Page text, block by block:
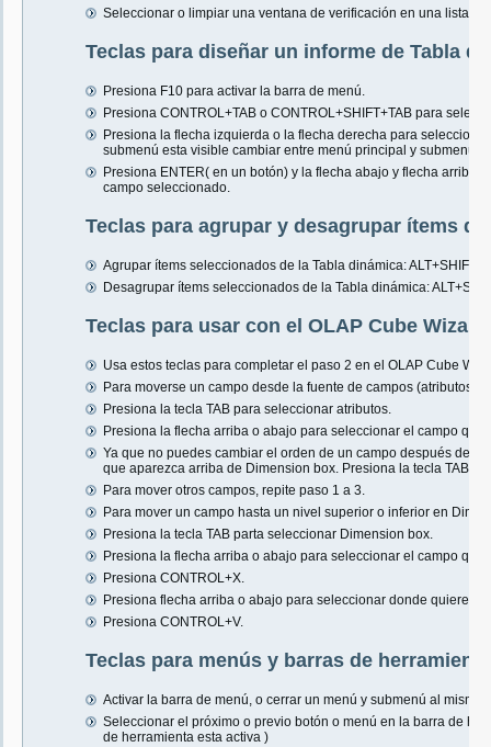
Seleccionar o limpiar una ventana de verificación en una lista:
Teclas para diseñar un informe de Tabla
Presiona F10 para activar la barra de menú.
Presiona CONTROL+TAB o CONTROL+SHIFT+TAB para
Presiona la flecha izquierda o la flecha derecha para
submenú esta visible cambiar entre menú principal y submenú.
Presiona ENTER( en un botón) y la flecha abajo y flecha arriba
campo seleccionado.
Teclas para agrupar y desagrupar ítems
Agrupar ítems seleccionados de la Tabla dinámica:
Desagrupar ítems seleccionados de la Tabla dinámica:
Teclas para usar con el OLAP Cube Wizard
Usa estos teclas para completar el paso 2 en el OLAP Cube
Para moverse un campo desde la fuente de campos (atributos)
Presiona la tecla TAB para seleccionar atributos.
Presiona la flecha arriba o abajo para seleccionar el campo que
Ya que no puedes cambiar el orden de un campo después de
que aparezca arriba de Dimension box. Presiona la tecla TAB
Para mover otros campos, repite paso 1 a 3.
Para mover un campo hasta un nivel superior o inferior en
Presiona la tecla TAB parta seleccionar Dimension box.
Presiona la flecha arriba o abajo para seleccionar el campo que
Presiona CONTROL+X.
Presiona flecha arriba o abajo para seleccionar donde quieres
Presiona CONTROL+V.
Teclas para menús y barras de
Activar la barra de menú, o cerrar un menú y submenú al mismo
Seleccionar el próximo o previo botón o menú en la barra de
de herramienta esta activa )